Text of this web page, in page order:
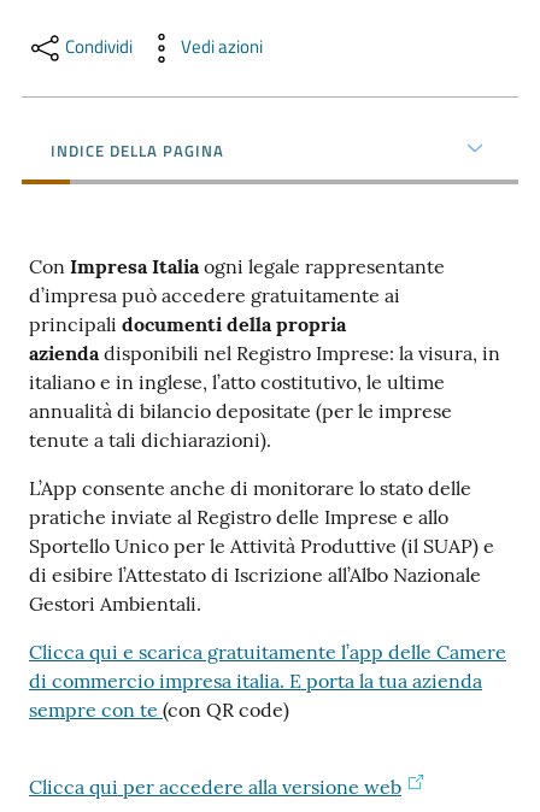
territorio
Tutelare
l'Impresa
Consumatore
L'impresa
in
digitale
Prenotazioni
on line
Pagamenti
on line
Accedi
Condividi Vedi azioni
INDICE DELLA PAGINA
Con Impresa Italiaogni legale rappresentante
d’impresa può accedere gratuitamente ai
principali documenti della propria
aziendadisponibili nel Registro Imprese: la visura, in
italiano e in inglese, l’atto costitutivo, le ultime
annualità di bilancio depositate (per le imprese
tenute a tali dichiarazioni).
L’App consente anche di monitorare lo stato delle
pratiche inviate al Registro delle Imprese e allo
Sportello Unico per le Attività Produttive (il SUAP) e
di esibire l’Attestato di Iscrizione all’Albo Nazionale
Gestori Ambientali.
Clicca qui e scarica gratuitamente l’app delle Camere
di commercio impresa italia. E porta la tua azienda
sempre con te (con QR code)
Clicca qui per accedere alla versione web